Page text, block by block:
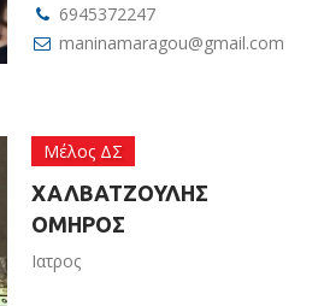
6945372247
maninamaragou@gmail.com
Μέλος ΔΣ
ΧΑΛΒΑΤΖΟΥΛΗΣ
ΟΜΗΡΟΣ
Ιατρος